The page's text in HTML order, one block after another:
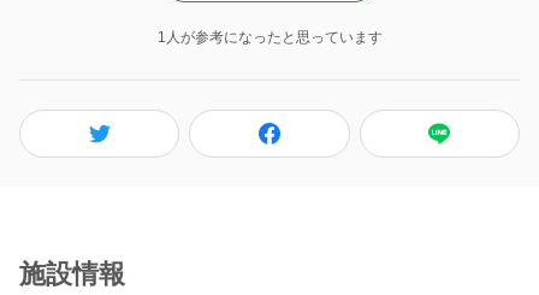
1人が参考になったと思っています
施設情報